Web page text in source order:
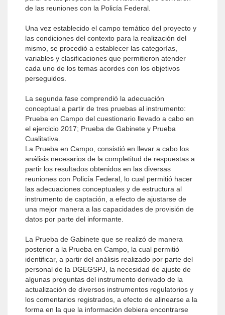
de las reuniones con la Policía Federal.
Una vez establecido el campo temático del proyecto y
las condiciones del contexto para la realización del
mismo, se procedió a establecer las categorías,
variables y clasificaciones que permitieron atender
cada uno de los temas acordes con los objetivos
perseguidos.
La segunda fase comprendió la adecuación
conceptual a partir de tres pruebas al instrumento:
Prueba en Campo del cuestionario llevado a cabo en
el ejercicio 2017; Prueba de Gabinete y Prueba
Cualitativa.
La Prueba en Campo, consistió en llevar a cabo los
análisis necesarios de la completitud de respuestas a
partir los resultados obtenidos en las diversas
reuniones con Policía Federal, lo cual permitió hacer
las adecuaciones conceptuales y de estructura al
instrumento de captación, a efecto de ajustarse de
una mejor manera a las capacidades de provisión de
datos por parte del informante.
La Prueba de Gabinete que se realizó de manera
posterior a la Prueba en Campo, la cual permitió
identificar, a partir del análisis realizado por parte del
personal de la DGEGSPJ, la necesidad de ajuste de
algunas preguntas del instrumento derivado de la
actualización de diversos instrumentos regulatorios y
los comentarios registrados, a efecto de alinearse a la
forma en la que la información debiera encontrarse